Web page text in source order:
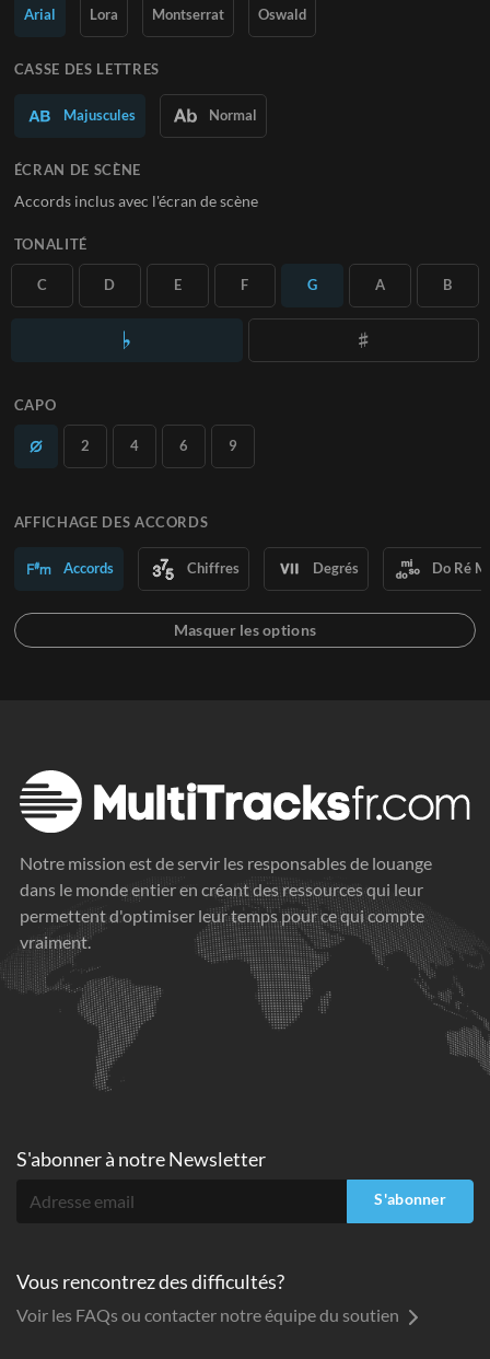
En savoir plus
Arial Lora Montserrat Oswald
CASSE DES LETTRES
Majuscules Normal
ÉCRAN DE SCÈNE
Accords inclus avec l'écran de scène
TONALITÉ
C D E F G A B
CAPO
2 4 6 9
AFFICHAGE DES ACCORDS
Accords Chiffres Degrés Do Ré
Notre mission est de servir les responsables de louange
dans le monde entier en créant des ressources qui leur
permettent d'optimiser leur temps pour ce qui compte
vraiment.
S'abonner à notre Newsletter
S'abonner
Vous rencontrez des difficultés?
Voir les FAQs ou contacter notre équipe du soutien